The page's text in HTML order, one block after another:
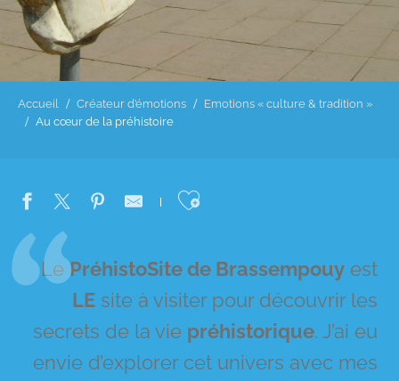
Accueil Créateur d’émotions
Emotions « culture & tradition »
Au cœur de la préhistoire
Ajouter aux
LePréhistoSite de Brassempouy est
LE site à visiter pour découvrir les
secrets de la vie préhistorique. J’ai eu
envie d’explorer cet univers avec mes